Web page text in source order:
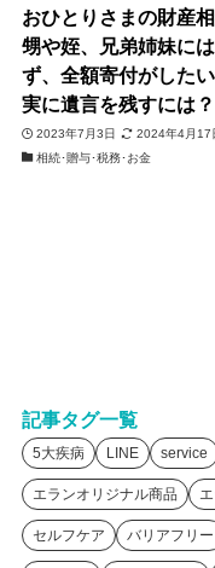
おひとりさまの財産相
甥や姪、兄弟姉妹に
ず、全額寄付がした
実に遺言を残すには？
2023年7月3日
2024年4月17
相続･贈与･税務･お金
記事タグ一覧
5大疾病 LINE service
エランオリジナル商品
セルフケア バリアフリー